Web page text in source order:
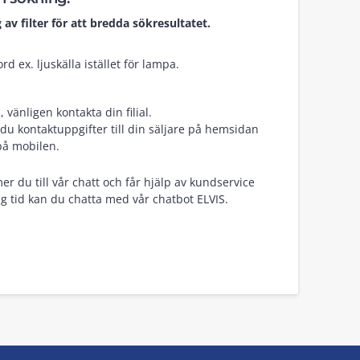
av filter för att bredda sökresultatet.
ex. ljuskälla istället för lampa.
vänligen kontakta din filial.
kontaktuppgifter till din säljare på hemsidan
mobilen.
du till vår chatt och får hjälp av kundservice
tid kan du chatta med vår chatbot ELVIS.